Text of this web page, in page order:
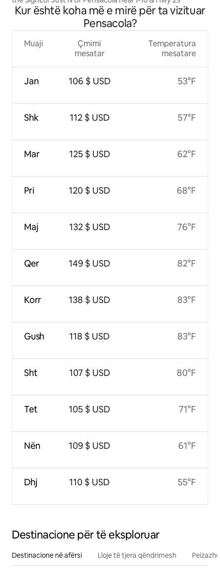
Kur është koha më e mirë për ta vizituar
Pensacola?
Muaji
Jan
Shk
Mar
Pri
Maj
Qer
Korr
Gush
Sht
Tet
Nën
Dhj
Çmimi
mesatar
106 $ USD
112 $ USD
125 $ USD
120 $ USD
132 $ USD
149 $ USD
138 $ USD
118 $ USD
107 $ USD
105 $ USD
109 $ USD
110 $ USD
Temperatura
mesatare
53°F
57°F
62°F
68°F
76°F
82°F
83°F
83°F
80°F
71°F
61°F
55°F
Destinacione për të eksploruar
Destinacione në afërsi Lloje të tjera qëndrimesh